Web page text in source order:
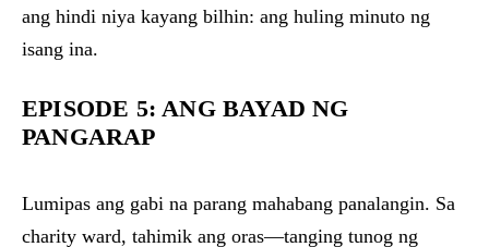
ang hindi niya kayang bilhin: ang huling minuto ng
isang ina.
EPISODE 5: ANG BAYAD NG
PANGARAP
Lumipas ang gabi na parang mahabang panalangin. Sa
charity ward, tahimik ang oras—tanging tunog ng